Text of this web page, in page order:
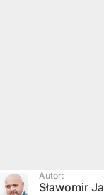
Autor:
Sławomir